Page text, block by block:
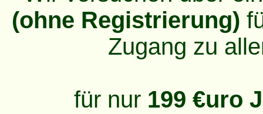
(ohne Registrierung)
Zugang zu
für nur 199 €uro